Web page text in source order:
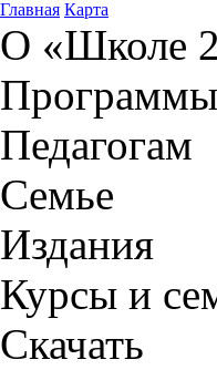
Главная Карта
О «Школе
Программы
Педагогам
Семье
Издания
Курсы и
Скачать